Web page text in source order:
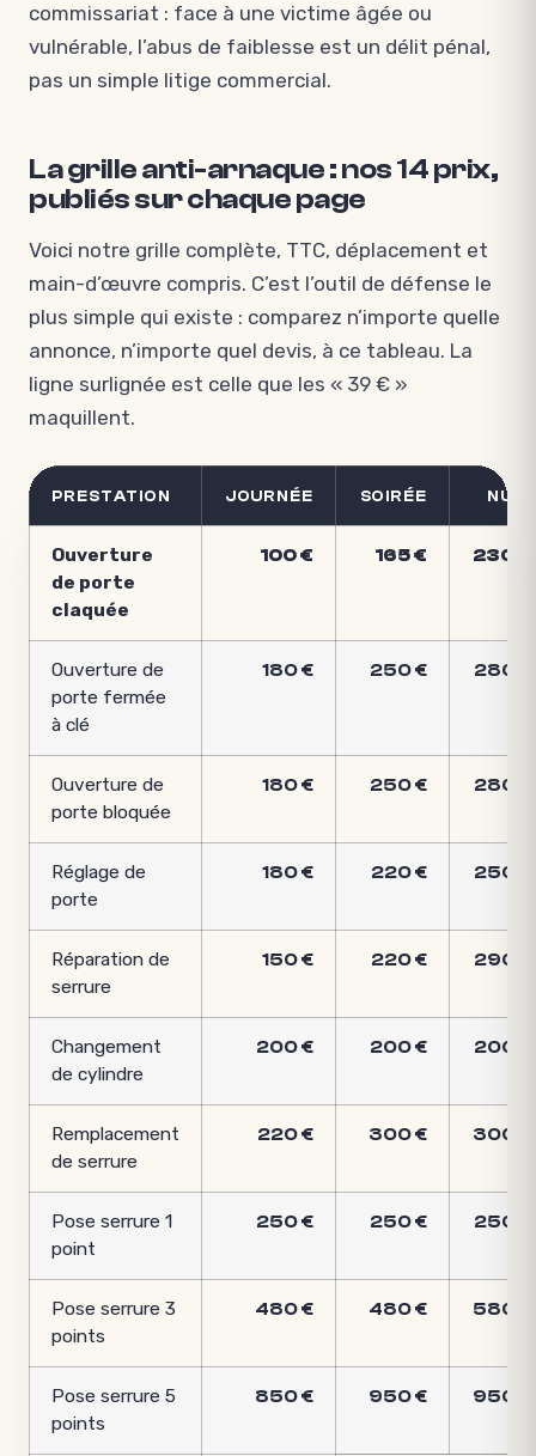
commissariat : face à une victime âgée ou
vulnérable, l’abus de faiblesse est un délit pénal,
pas un simple litige commercial.
La grille anti-arnaque : nos 14 prix,
publiés sur chaque page
Voici notre grille complète, TTC, déplacement et
main-d’œuvre compris. C’est l’outil de défense le
plus simple qui existe : comparez n’importe quelle
annonce, n’importe quel devis, à ce tableau. La
ligne surlignée est celle que les « 39 € »
maquillent.
PRESTATION JOURNÉE SOIRÉE NUIT
Ouverture
de porte
claquée
100 € 165 € 230 €
Ouverture de
porte fermée
à clé
180 € 250 € 280 €
Ouverture de
porte bloquée
180 € 250 € 280 €
Réglage de
porte
180 € 220 € 250 €
Réparation de
serrure
150 € 220 € 290 €
Changement
de cylindre
200 € 200 € 200 €
Remplacement
de serrure
220 € 300 € 300 €
Pose serrure 1
point
250 € 250 € 250 €
Pose serrure 3
points
480 € 480 € 580 €
Pose serrure 5
points
850 € 950 € 950 €